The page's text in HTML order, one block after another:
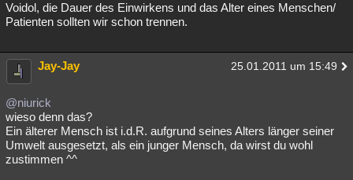
Voidol, die Dauer des Einwirkens und das Alter eines Menschen/
Patienten sollten wir schon trennen.
Jay-Jay 25.01.2011 um 15:49
@niurick
wieso denn das?
Ein älterer Mensch ist i.d.R. aufgrund seines Alters länger seiner
Umwelt ausgesetzt, als ein junger Mensch, da wirst du wohl
zustimmen ^^